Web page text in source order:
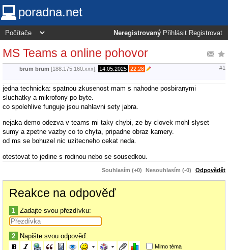
poradna.net
Neregistrovaný Přihlásit Registrovat
MS Teams a online pohovor
brum brum [188.175.160.xxx], 14.05.2025 22:28 #1
jedna technicka: spatnou zkusenost mam s nahodne posbiranymi
sluchatky a mikrofony po byte.
co spolehlive funguje jsou nahlavni sety jabra.
nejaka demo odezva v teams mi taky chybi, ze by clovek mohl slyset
sumy a zpetne vazby co to chyta, pripadne obraz kamery.
od ms se bohuzel nic uzitecneho cekat neda.
otestovat to jedine s rodinou nebo se sousedkou.
Souhlasím (+0) Nesouhlasím (-0) Odpovědět
Reakce na odpověď
1 Zadajte svou přezdívku:
2 Napište svou odpověď:
Mimo téma